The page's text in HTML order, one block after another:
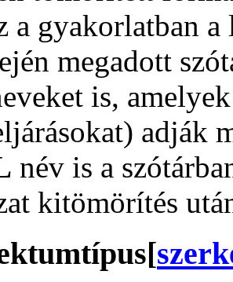
a gyakorlatban
megadott
is,
adják
név is a
kitömörítés
[